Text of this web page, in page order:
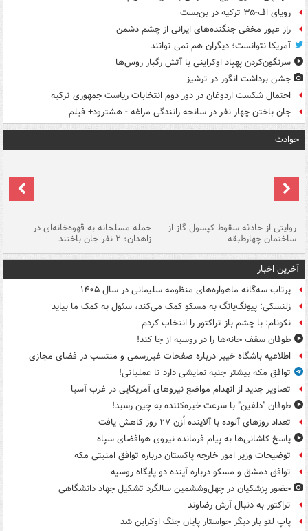
رویای اف-۳۵ ترکیه در بن‌بست
راز عبور مخفی جنگنده‌های ایرانی از چشم دشمن
آمریکا نتوانست؛ دیگران هم نمی توانند
سرنگون‌کردن پهپاد اوکراینی با آتش رگبار روس‌ها
جشن برداشت انگور در ترشیز
احتمال شکست اردوغان در دور دوم انتخابات ریاست جمهوری ترکیه
جان باختن چهار نفر در سانحه رانندگی مراغه - هشترود+ فیلم
حوادث
روایتی از حادثه سقوط کپسول گاز از
ساختمان چهارطبقه
حمله مسلحانه به قهوه‌خانه‌ای در
زاهدان؛ ۲ نفر جان باختند
آخرین اخبار
پرتاب سه‌گانه ماهواره‌های منظومه سلیمانی در سال ۱۴۰۵
زلنسکی: پیونگ‌یانگ به مسکو کمک می‌کند، سئول به کمک ما بیاید
نکونام: با چشم باز تراکتور را انتخاب کردم
طوفان سقف خانه‌ها را در روسیه از جا ‌کند!
اطلاعیه باشگاه خیبر درباره صفحات غیررسمی و منتسب در فضای مجازی
توافق مکه بیشتر جنبه نمایشی دارد تا عملیاتی!
تصاویر جدید از انهدام مواضع نیروهای آمریکایی در غرب آسیا
طوفان "دلفین" با سرعت خیره‌کننده به چین رسید!
تعداد روزهای آلوده با آلاینده اُزن ۲۷ روز کاهش یافت
پاسخ کاشانی‌ها به پیام فرمانده نیروی هوافضای سپاه
توضیحات وزیر امور خارجه پاکستان درباره توافق امنیتی مکه
توافق دمشق و مسکو درباره آینده دو پایگاه روسیه
حضور پزشکیان در چهل‌وششمین سالگرد تشکیل جهاد دانشگاهی
تراکتور به دنبال آرش رضاوند
پاپ لئو بار دیگر خواستار پایان جنگ اوکراین شد